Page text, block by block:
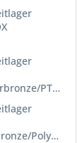
(Bronze/Sinterbronze/PTFE)
(Stahl/Sinterbronze/Polyacetal)